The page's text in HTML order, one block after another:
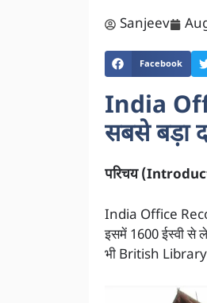
Sanjeev
Facebook
India
सबसे बड़ा
परिचय
India Office
इसमें 1600 ईस्वी से
भी British Library,